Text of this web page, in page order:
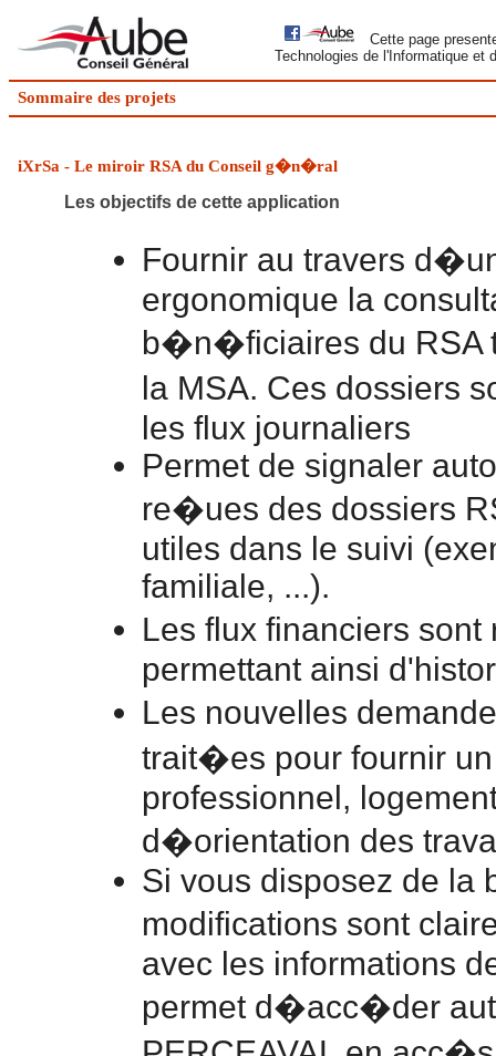
Cette page
Technologies de l'Informatique et
Sommaire des projets
iXrSa - Le miroir RSA du Conseil g�n�ral
Les objectifs de cette application
Fournir au travers
ergonomique la
b�n�ficiaires du RSA
la MSA. Ces dossiers
les flux journaliers
Permet de signaler
re�ues des dossiers
utiles dans le suivi
familiale, ...).
Les flux financiers
permettant ainsi
Les nouvelles
trait�es pour fournir
professionnel,
d�orientation des
Si vous disposez de la
modifications sont
avec les informations
permet d�acc�der